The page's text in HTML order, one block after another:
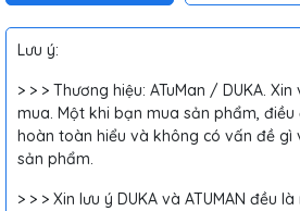
Lưu ý:
> > > Thương hiệu: ATuMan / DUKA.
mua. Một khi bạn mua sản phẩm,
hoàn toàn hiểu và không có vấn đề gì
sản phẩm.
> > > Xin lưu ý DUKA và ATUMAN đều